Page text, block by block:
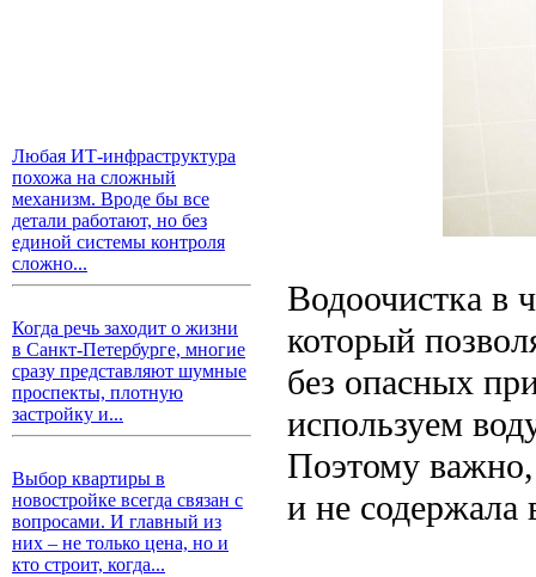
Любая ИТ-инфраструктура
похожа на сложный
механизм. Вроде бы все
детали работают, но без
единой системы контроля
сложно...
Когда речь заходит о жизни
в Санкт-Петербурге, многие
сразу представляют шумные
проспекты, плотную
застройку и...
Выбор квартиры в
новостройке всегда связан с
вопросами. И главный из
них – не только цена, но и
кто строит, когда...
Водоочистка в
который
без опасных
используем
Поэтому важно,
и не содержала